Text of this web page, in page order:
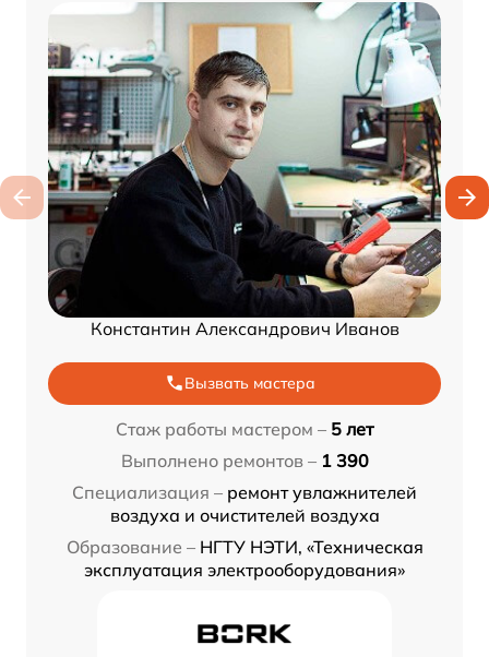
Константин Александрович Иванов
Вызвать мастера
Стаж работы мастером – 5 лет
Выполнено ремонтов – 1 390
Специализация – ремонт увлажнителей
воздуха и очистителей воздуха
Образование – НГТУ НЭТИ, «Техническая
эксплуатация электрооборудования»